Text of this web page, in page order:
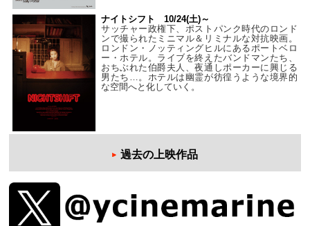
ナイトシフト 10/24(土)～
サッチャー政権下、ポストパンク時代のロンド
ンで撮られたミニマル＆リミナルな対抗映画。
ロンドン・ノッティングヒルにあるポートベロ
ー・ホテル。ライブを終えたバンドマンたち、
おちぶれた伯爵夫人、夜通しポーカーに興じる
男たち…。ホテルは幽霊が彷徨うような境界的
な空間へと化していく。
過去の上映作品